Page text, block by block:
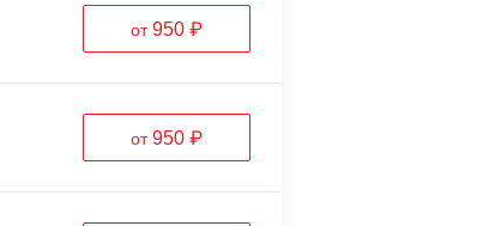
от950 ₽
от950 ₽